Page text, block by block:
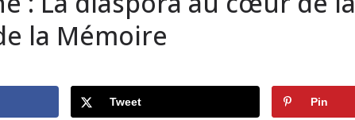
la Mémoire
Tweet Pin